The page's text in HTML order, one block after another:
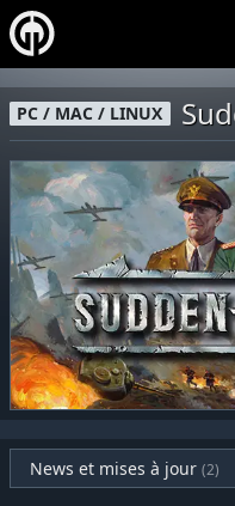
PC / MAC / LINUX
News et mises à jour (2)